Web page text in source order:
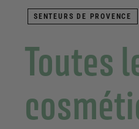
SENTEURS DE PROVENCE
Toutes